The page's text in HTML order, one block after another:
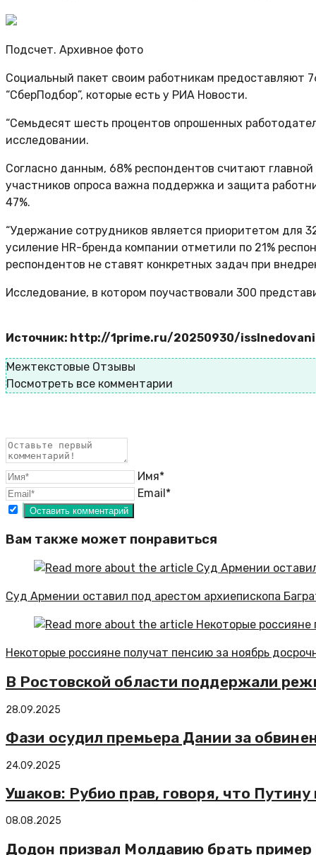
Подсчет. Архивное фото
Социальный пакет своим работникам предоставляют
“СберПодбор”, которые есть у РИА Новости.
“Семьдесят шесть процентов опрошенных
исследовании.
Согласно данным, 68% респондентов считают
участников опроса важна поддержка и защита
47%.
“Удержание сотрудников является приоритетом для
усиление HR-бренда компании отметили по 21%
респондентов не ставят конкретных задач при
Исследование, в котором поучаствовали 300
Источник: http://1prime.ru/20250930/
Межтекстовые Отзывы
Посмотреть все комментарии
Имя*
Email*
Вам также может понравиться
Суд Армении оставил под арестом архиепископа
Некоторые россияне получат пенсию за ноябрь
В Ростовской области поддержали
28.09.2025
Фази осудил премьера Дании за
24.09.2025
Ушаков: Рубио прав, говоря, что
08.08.2025
Додон призвал Молдавию брать